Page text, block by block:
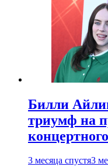
Билли
триумф на
3 месяца спустя3